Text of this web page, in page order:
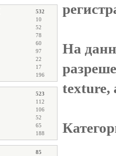
532
10
52
78
60
97
22
17
196
523
112
106
52
65
188
85
На
texture,